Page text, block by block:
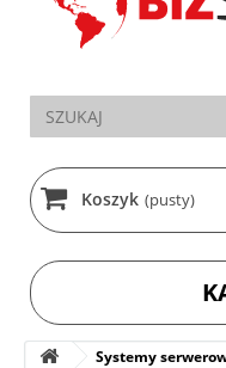
Koszyk (pusty)
Systemy